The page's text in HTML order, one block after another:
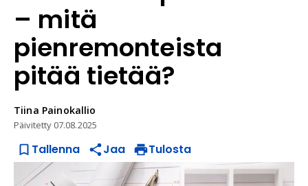
– mitä
pienremonteista
pitää tietää?
Tiina Painokallio
Päivitetty 07.08.2025
Tallenna Jaa Tulosta